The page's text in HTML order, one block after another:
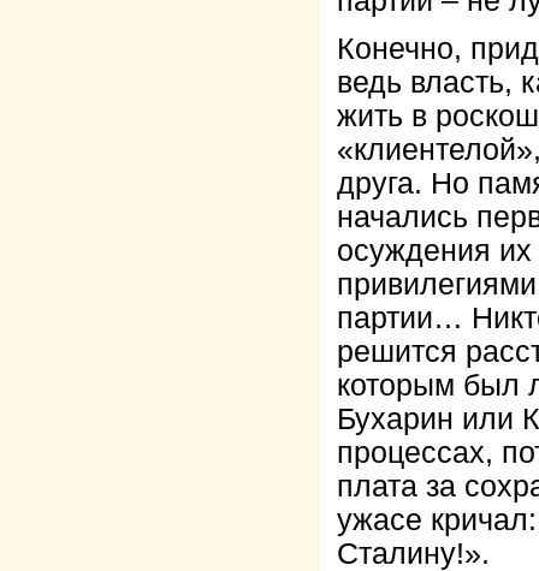
Конечно,
ведь власть,
жить в
друга. Но
начались
осуждения их
партии…
решится
которым был
Бухарин или
процессах,
плата за
ужасе
Сталину!».